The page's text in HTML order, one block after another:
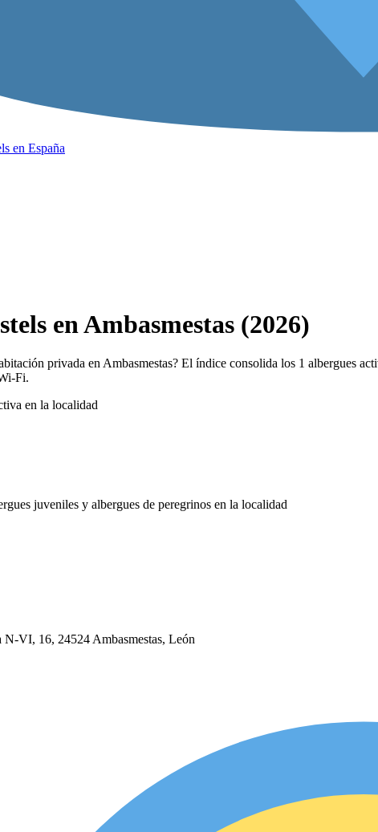
en España
en Ambasmestas (2026)
privada en Ambasmestas? El índice consolida los 1 albergues
Fi.
en la localidad
juveniles y albergues de peregrinos en la localidad
N-VI, 16, 24524 Ambasmestas, León